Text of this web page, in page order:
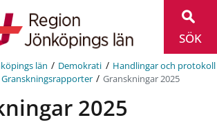
SÖK
län / Demokrati / Handlingar och protokoll
Granskningsrapporter / Granskningar 2025
2025